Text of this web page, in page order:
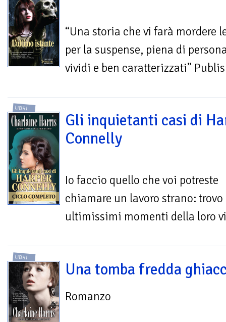
“Una storia che vi farà mordere
per la suspense, piena di
vividi e ben caratterizzati”
LIBRI
Gli inquietanti casi di
Connelly
Io faccio quello che voi potreste
chiamare un lavoro strano:
ultimissimi momenti della loro
LIBRI
Una tomba fredda
Romanzo